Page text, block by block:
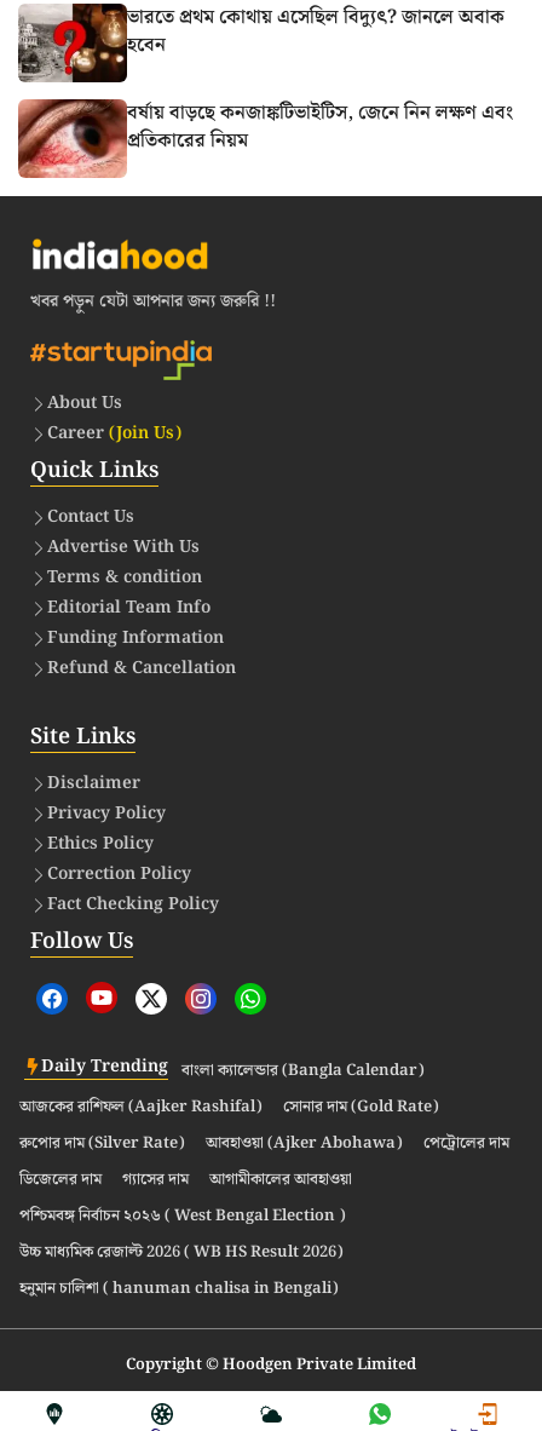
ভারতে প্রথম কোথায় এসেছিল বিদ্যুৎ? জানলে অবাক
হবেন
বর্ষায় বাড়ছে কনজাঙ্কটিভাইটিস, জেনে নিন লক্ষণ এবং
প্রতিকারের নিয়ম
খবর পড়ুন যেটা আপনার জন্য জরুরি !!
About Us
Career(Join Us)
Quick Links
Contact Us
Advertise With Us
Terms & condition
Editorial Team Info
Funding Information
Refund & Cancellation
Site Links
Disclaimer
Privacy Policy
Ethics Policy
Correction Policy
Fact Checking Policy
Follow Us
Daily Trending বাংলা ক্যালেন্ডার (Bangla Calendar)
আজকের রাশিফল (Aajker Rashifal)
সোনার দাম (Gold Rate)
রুপোর দাম (Silver Rate)
আবহাওয়া (Ajker Abohawa)
পেট্রোলের দাম
ডিজেলের দাম
গ্যাসের দাম
আগামীকালের আবহাওয়া
পশ্চিমবঙ্গ নির্বাচন ২০২৬ ( West Bengal Election )
উচ্চ মাধ্যমিক রেজাল্ট 2026 ( WB HS Result 2026)
হনুমান চালিশা ( hanuman chalisa in Bengali)
Copyright © Hoodgen Private Limited